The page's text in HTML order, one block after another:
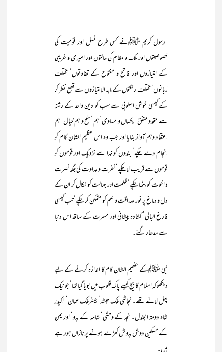
رسول کریم ﷺنے کس طرح نسل اور قومیت کی
خصوصیتوں اور ملک و مقام کی حالتوں اور امیری و غریبی
کے امتیازوں اور فاتح و مفتوح کے تفاوتوں‘ مختلف
زبانوں‘ مختلف رنگتوں کے مابہ الا متیازوں سے قطع نظر کر
کے کیسی خوش اسلوبی سے سب کو دین واحد کے رشتہ
سے متحدو متفق‘ یکساں و مساوی‘ ہم سطح و ہم خیال‘ ہم
اعتقاد وہم آواز بنایا اور جب وہ اس عظیم الشان کام کو
انجام دے چکے‘ بندوں کو خدا سے نزدیک اور قوموں کو
قوموں سے قریب لا چکے‘ نفرت و عداوت کی جگہ نصرت
و اخوت کو بٹھا چکے‘ ظلمت اور جہالت کو نکال کر ان کے
دل و دماغ پر نور صداقت و علم کو متمکن کر چکے‘ تب کیسی
فارغ البالی‘ کشادہ پیشانی اور مسرت کے ساتھ اس دنیا
سے سدھار گئے۔
نبی ﷺکے عظیم الشان کام کا اندازہ کرنے کے لیے
دیکھو کہ اسلام کا بیج کیسے پاک قلوب میں بویا گیا تھا‘ جو نیک
پھل لائے تھے۔ نجاشی ملک حبشہ‘ جیفرملک عمان‘ اکیدر
شاہ دومۃ الجندل۔ نجد کے وحشی‘ تہامہ کے بدو‘ اور یمن
کے مسکین دوش بدوش کھڑے ہونے پر نازاں ہور ہے